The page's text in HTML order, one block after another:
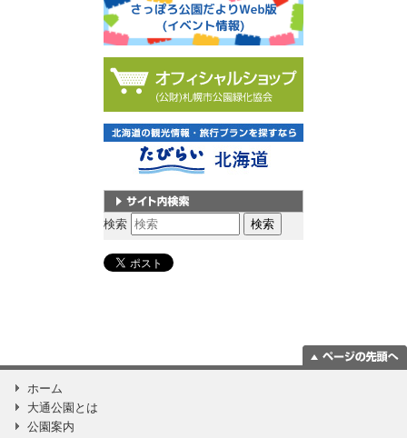
サイト内検索
検索
ホーム
大通公園とは
公園案内